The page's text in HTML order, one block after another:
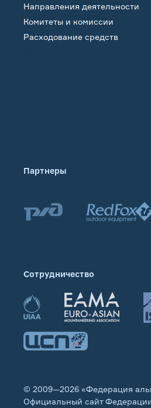
Направления деятельности
Комитеты и комиссии
Расходование средств
Партнеры
Сотрудничество
© 2009—2026 «Федерация
Официальный сайт